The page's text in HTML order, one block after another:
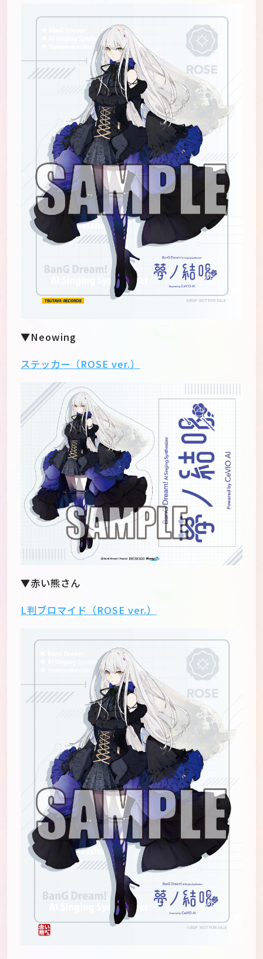
▼Neowing
ステッカー（ROSE ver.）
▼赤い熊さん
L判ブロマイド（ROSE ver.）